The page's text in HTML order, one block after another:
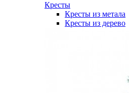
Кресты
Кресты из метала
Кресты из дерево